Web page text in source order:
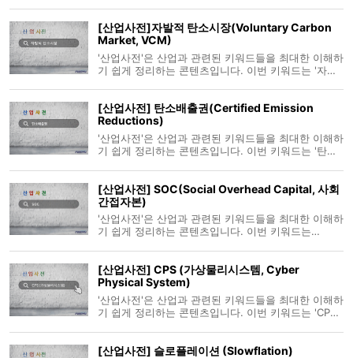
[산업사전]자발적 탄소시장(Voluntary Carbon
Market, VCM)
'산업사전'은 산업과 관련된 키워드들을 최대한 이해하
기 쉽게 정리하는 콘텐츠입니다. 이번 키워드는 '자발
[산업사전] 탄소배출권(Certified Emission
Reductions)
'산업사전'은 산업과 관련된 키워드들을 최대한 이해하
기 쉽게 정리하는 콘텐츠입니다. 이번 키워드는 '탄소
[산업사전] SOC(Social Overhead Capital, 사회
간접자본)
'산업사전'은 산업과 관련된 키워드들을 최대한 이해하
기 쉽게 정리하는 콘텐츠입니다. 이번 키워드는
[산업사전] CPS (가상물리시스템, Cyber
Physical System)
'산업사전'은 산업과 관련된 키워드들을 최대한 이해하
기 쉽게 정리하는 콘텐츠입니다. 이번 키워드는 'CPS
[산업사전] 슬로플레이션 (Slowflation)